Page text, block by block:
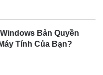
Bản Quyền
Tính Của Bạn?